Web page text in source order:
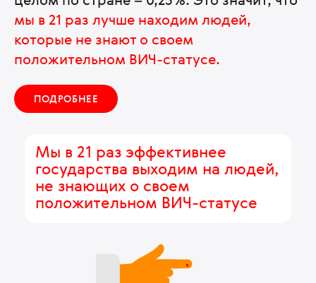
мы в 21 раз лучше находим людей,
которые не знают о своем
положительном ВИЧ-статусе.
ПОДРОБНЕЕ
Мы в 21 раз эффективнее
государства выходим на людей,
не знающих о своем
положительном ВИЧ-статусе